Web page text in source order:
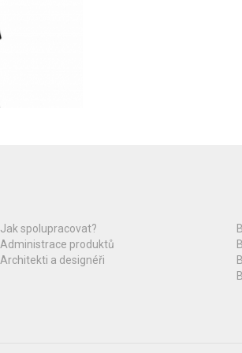
Jak spolupracovat?
Administrace produktů
Architekti a designéři